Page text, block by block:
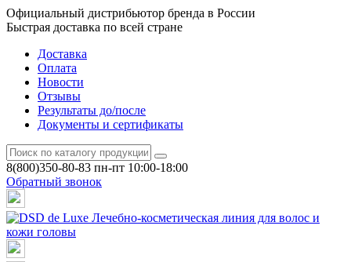
Официальный дистрибьютор бренда в России
Быстрая доставка по всей стране
Доставка
Оплата
Новости
Отзывы
Результаты до/после
Документы и сертификаты
8(800)350-80-83 пн-пт 10:00-18:00
Обратный звонок